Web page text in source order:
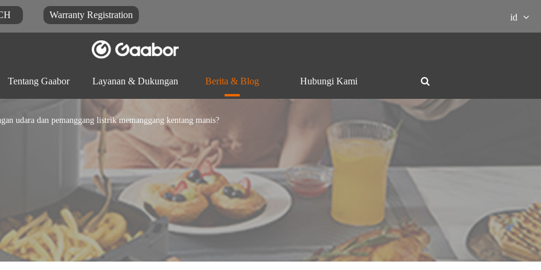
Warranty Registration
Panci listrik
Prosesor
makanan
Panggangan dan
Tentang Gaabor Layanan & Dukungan
Unduhan dokumen
Berita & Blog Hubungi Kami
id
udara dan pemanggang listrik memanggang kentang manis?